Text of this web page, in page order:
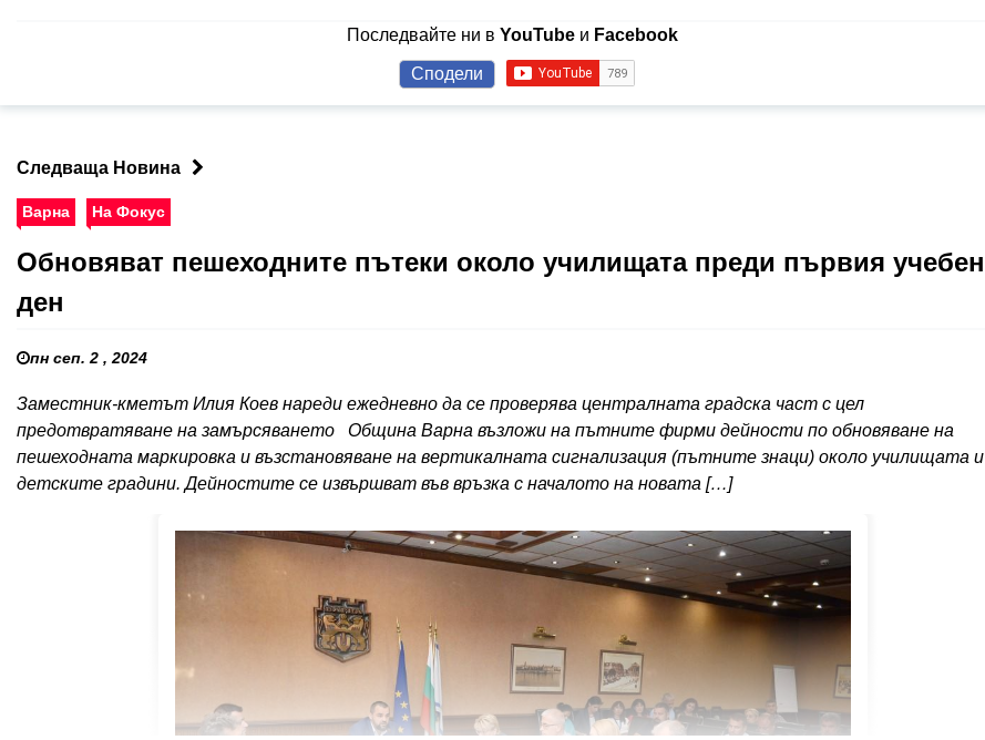
Последвайте ни вYouTube и Facebook
Сподели
Следваща Новина
Варна На Фокус
Обновяват пешеходните пътеки около училищата преди първия учебен
ден
пн сеп. 2 , 2024
Заместник-кметът Илия Коев нареди ежедневно да се проверява централната градска част с цел
предотвратяване на замърсяването Община Варна възложи на пътните фирми дейности по обновяване на
пешеходната маркировка и възстановяване на вертикалната сигнализация (пътните знаци) около училищата и
детските градини. Дейностите се извършват във връзка с началото на новата […]